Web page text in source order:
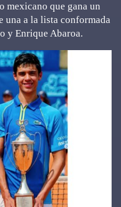
mexicano que gana un
una a la lista conformada
y Enrique Abaroa.